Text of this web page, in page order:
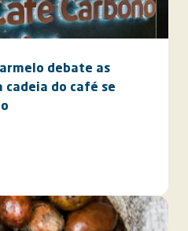
debate as
cadeia do café se